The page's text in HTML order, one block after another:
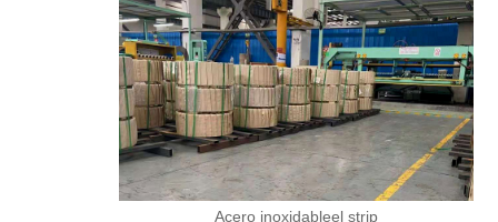
Acero inoxidableel strip